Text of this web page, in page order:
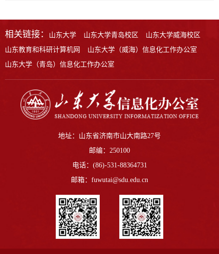
相关链接： 山东大学 山东大学青岛校区
山东大学威海校区
山东教育和科研计算机网
山东大学（威海）信息化工作办公室
山东大学（青岛）信息化工作办公室
地址：山东省济南市山大南路27号
邮编：250100
电话：(86)-531-88364731
邮箱：fuwutai@sdu.edu.cn